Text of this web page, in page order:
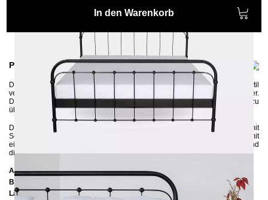
In den Warenkorb
Produktinformationen
Das in aufwändiger Handarbeit gefertigteMetallbett AMITAerinnert an Stil
vergangener Jahre
und bringt einen Hauch von Nostalgie ins Schlafzimmer.
Die gerillten kleinen Eisenkugel wirken sehr dekorativ jedoch nicht zu
überladen.
Das Metallbett hat sehr stabile und steife Konstruktion, deren Elemente mit
Schrauben verbunden werden. Es verfügt über eine
Mitteltraverse mit
einem
zur Verstärkung des Bettrahmens dient und
die Möglichkeit zwei Lattenroste reinzulegen bietet.
Abmessungen
Breite:
Länge:
207 cm